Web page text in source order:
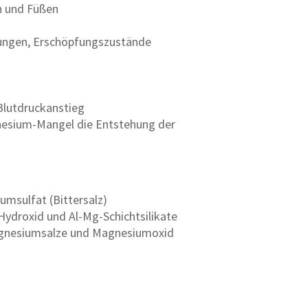
Füßen
Erschöpfungszustände
Mangel die Entstehung der
(Bittersalz)
und Al-Mg-Schichtsilikate
und Magnesiumoxid